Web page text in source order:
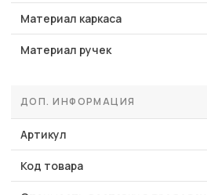
Материал каркаса
Материал ручек
ДОП. ИНФОРМАЦИЯ
Артикул
Код товара